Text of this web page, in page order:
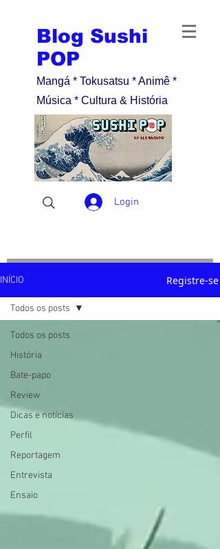
Blog Sushi
POP
Mangá * Tokusatsu * Animê *
Música * Cultura & História
Login
INÍCIO Registre-se
Todos os posts
História
Bate-papo
Review
Dicas e notícias
Perfil
Reportagem
Entrevista
Ensaio
Todos os posts